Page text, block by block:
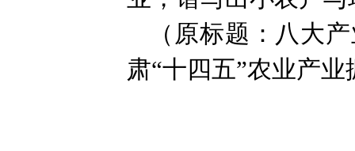
（原标题：八大
肃“十四五”农业产